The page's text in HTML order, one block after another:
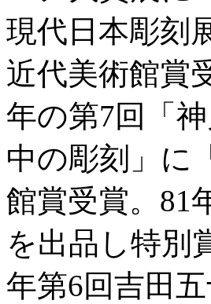
現代日本彫刻
近代美術館賞
年の第7回「
中の彫刻」に
館賞受賞。81
を出品し特別
年第6回吉田